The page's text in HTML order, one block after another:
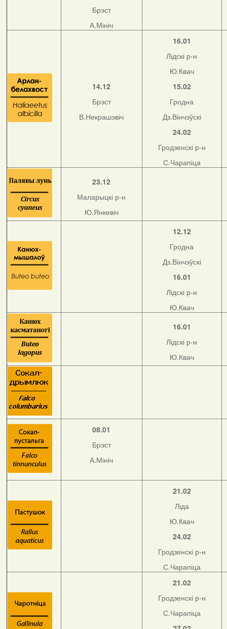
Брэст
А.Мініч
14.12
Брэст
В.Некрашэвіч
16.01
Лідскі р-н
Ю.Квач
15.02
Гродна
Дз.Вінчэўскі
24.02
Гродзенскі р-н
С.Чарапіца
23.12
Маларыцкі р-н
Ю.Янкевіч
12.12
Гродна
Дз.Вінчэўскі
16.01
Лідскі р-н
Ю.Квач
16.01
Лідскі р-н
Ю.Квач
08.01
Брэст
А.Мініч
21.02
Ліда
Ю.Квач
24.02
Гродзенскі р-н
С.Чарапіца
21.02
Гродзенскі р-н
С.Чарапіца